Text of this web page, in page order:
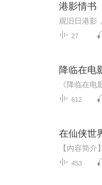
港影情书
观旧日港影
27
降临在电
612
在仙侠世
453